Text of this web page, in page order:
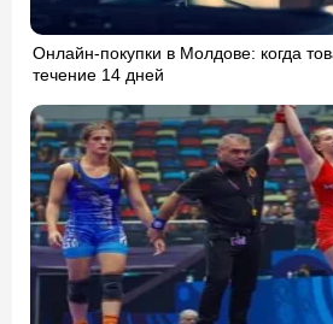
Онлайн-покупки в Молдове: когда
течение 14 дней